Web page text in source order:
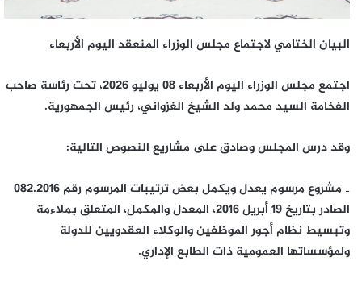
البيان الختامي لاجتماع مجلس الوزراء المنعقد اليوم الأربعاء
اجتمع مجلس الوزراء اليوم الأربعاء 08 يوليو 2026، تحت رئاسة صاحب
الفخامة السيد محمد ولد الشيخ الغزواني، رئيس الجمهورية.
وقد درس المجلس وصادق على مشاريع النصوص التالية:
‐ مشروع مرسوم يعدل ويكمل بعض ترتيبات المرسوم رقم 082.2016
الصادر بتاريخ 19 أبريل 2016، المعدل والمكمل، المتعلق بملاءمة
وتبسيط نظام أجور الموظفين والوكلاء العقدويين للدولة
ولمؤسساتها العمومية ذات الطابع الإداري.